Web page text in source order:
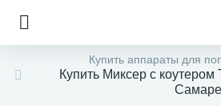
Купить аппараты для
Купить Миксер с
Самаре